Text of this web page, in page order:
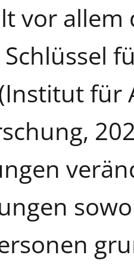
vor allem
für